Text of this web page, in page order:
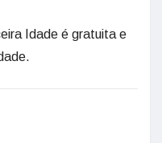
Idade é gratuita e